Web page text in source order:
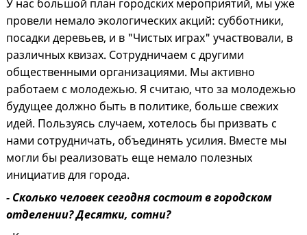
У нас большой план городских мероприятий, мы уже
провели немало экологических акций: субботники,
посадки деревьев, и в "Чистых играх" участвовали, в
различных квизах. Сотрудничаем с другими
общественными организациями. Мы активно
работаем с молодежью. Я считаю, что за молодежью
будущее должно быть в политике, больше свежих
идей. Пользуясь случаем, хотелось бы призвать с
нами сотрудничать, объединять усилия. Вместе мы
могли бы реализовать еще немало полезных
инициатив для города.
- Сколько человек сегодня состоит в городском
отделении? Десятки, сотни?